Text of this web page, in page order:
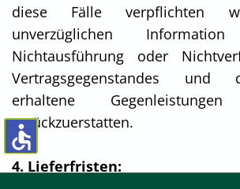
diese Fälle verpflichten
unverzüglichen
Nichtausführung oder
Vertragsgegenstandes und
erhaltene Gegenleistungen
zurückzuerstatten.
4. Lieferfristen: